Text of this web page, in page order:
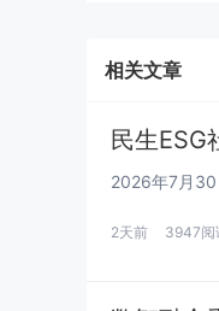
相关文章
民生ESG
2天前 3947阅